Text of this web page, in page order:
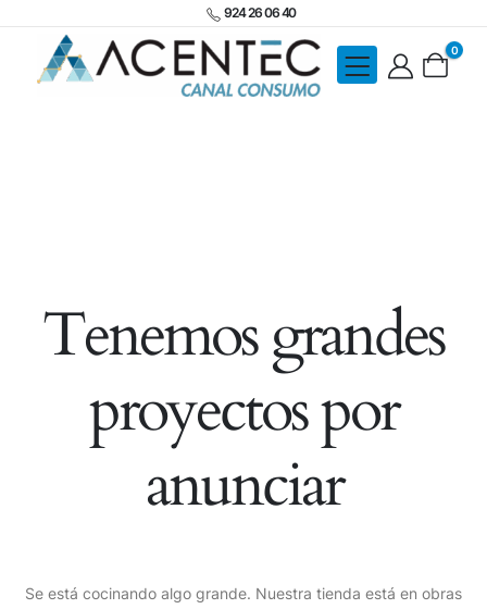
924 26 06 40
0
Tenemos grandes
proyectos por
anunciar
Se está cocinando algo grande. Nuestra tienda está en obras